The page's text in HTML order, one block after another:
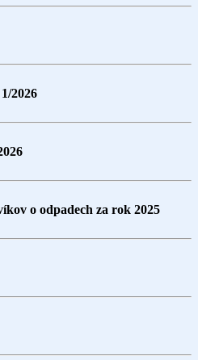
2026
o odpadech za rok 2025